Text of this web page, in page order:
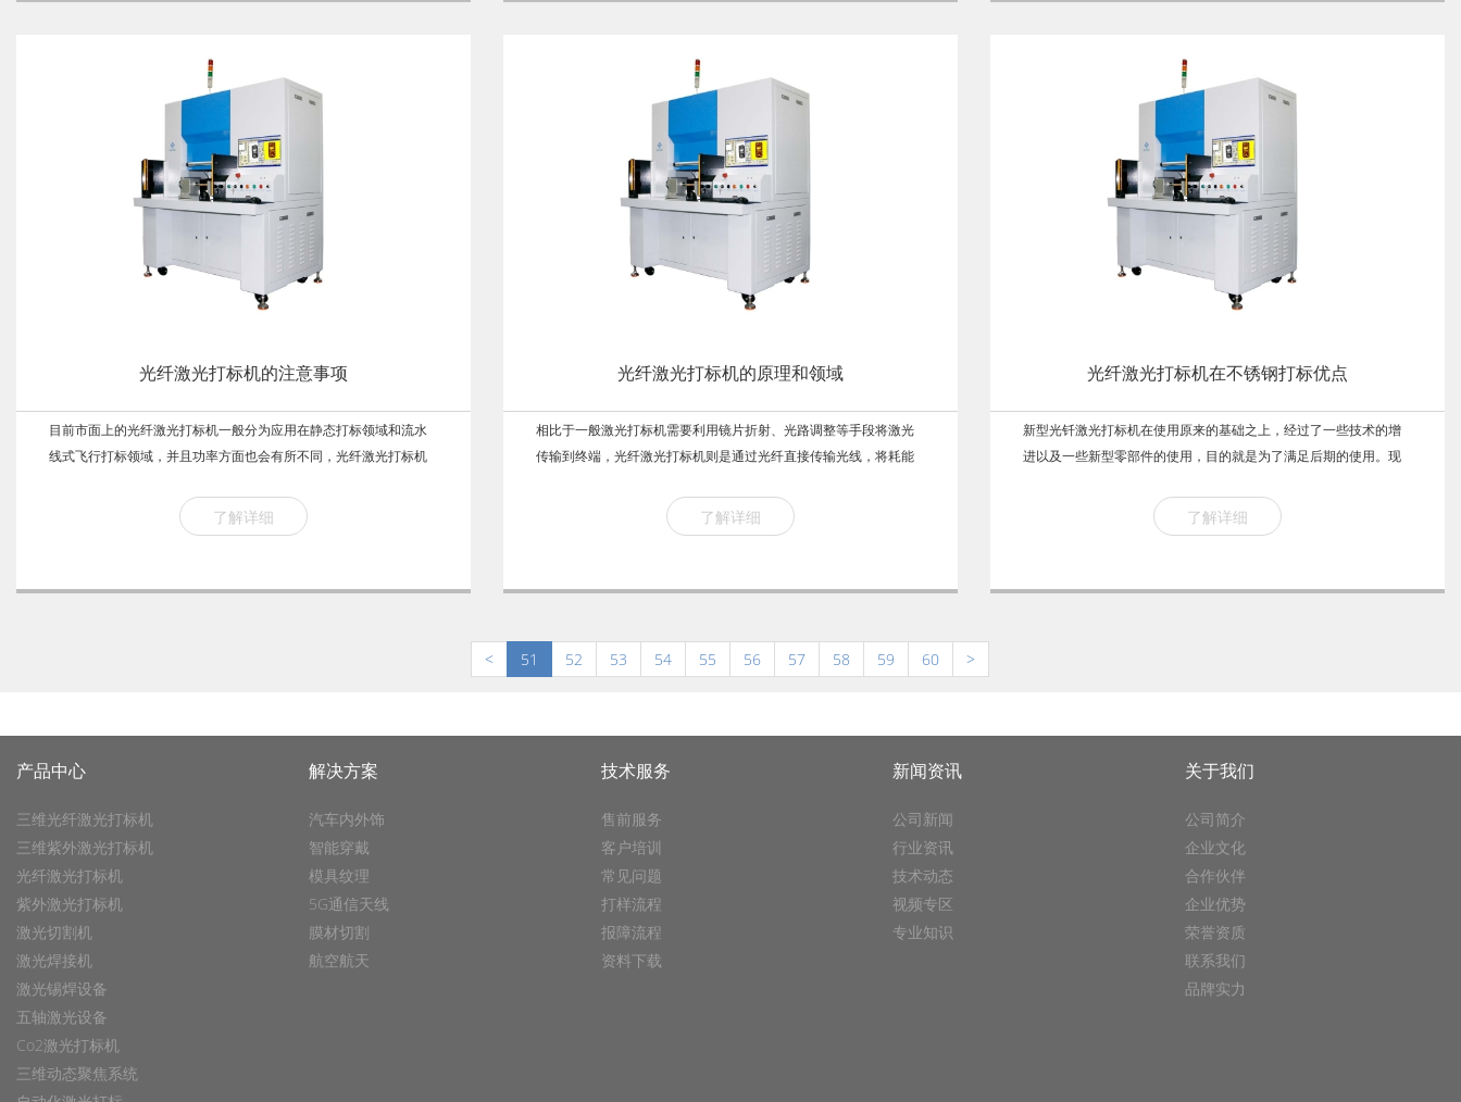
光纤激光打标机的注意事项
目前市面上的光纤激光打标机一般分为应用在静态打标领域和流水
线式飞行打标领域，并且功率方面也会有所不同，光纤激光打标机
了解详细
光纤激光打标机的原理和领域
相比于一般激光打标机需要利用镜片折射、光路调整等手段将激光
传输到终端，光纤激光打标机则是通过光纤直接传输光线，将耗能
了解详细
光纤激光打标机在不锈钢打标优点
新型光钎激光打标机在使用原来的基础之上，经过了一些技术的增
进以及一些新型零部件的使用，目的就是为了满足后期的使用。现
了解详细
< 51 52 53 54 55 56 57 58 59 60 >
产品中心
三维光纤激光打标机
三维紫外激光打标机
光纤激光打标机
紫外激光打标机
激光切割机
激光焊接机
激光锡焊设备
五轴激光设备
Co2激光打标机
三维动态聚焦系统
解决方案
汽车内外饰
智能穿戴
模具纹理
5G通信天线
膜材切割
航空航天
技术服务
售前服务
客户培训
常见问题
打样流程
报障流程
资料下载
新闻资讯
公司新闻
行业资讯
技术动态
视频专区
专业知识
关于我们
公司简介
企业文化
合作伙伴
企业优势
荣誉资质
联系我们
品牌实力